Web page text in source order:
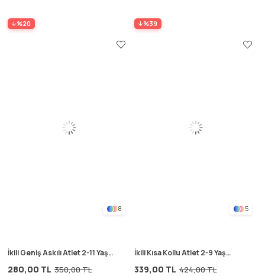
%20 %39
8
İkili Geniş Askılı Atlet 2-11 Yaş
280,00 TL 350,00 TL
5
İkili Kısa Kollu Atlet 2-9 Yaş
339,00 TL 424,00 TL